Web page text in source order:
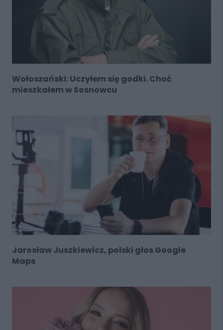
Wołoszański: Uczyłem się godki. Choć
mieszkałem w Sosnowcu
Jarosław Juszkiewicz, polski głos Google
Maps